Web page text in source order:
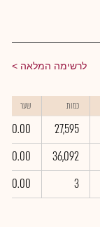
לרשימה המלאה
כמות שער
27,595
0.00
36,092
0.00
3
0.00